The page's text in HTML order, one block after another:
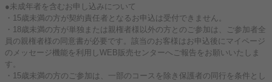
●未成年者を含むお申し込みについて
・15歳未満の方が契約責任者となるお申込は受付できません。
・18歳未満の方が単独または親権者様以外の方とのご参加は、ご参加者全
員の親権者様の同意書が必要です。該当のお客様はお申込後にマイページ
のメッセージ機能を利用しWEB販売センターへご報告をお願いいたしま
す。
・15歳未満の方のご参加は、一部のコースを除き保護者の同行を条件とし